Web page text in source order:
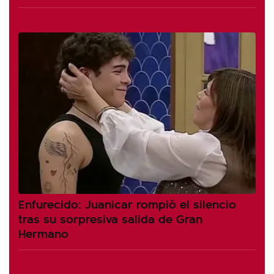
Enfurecido: Juanicar rompió el silencio
tras su sorpresiva salida de Gran
Hermano